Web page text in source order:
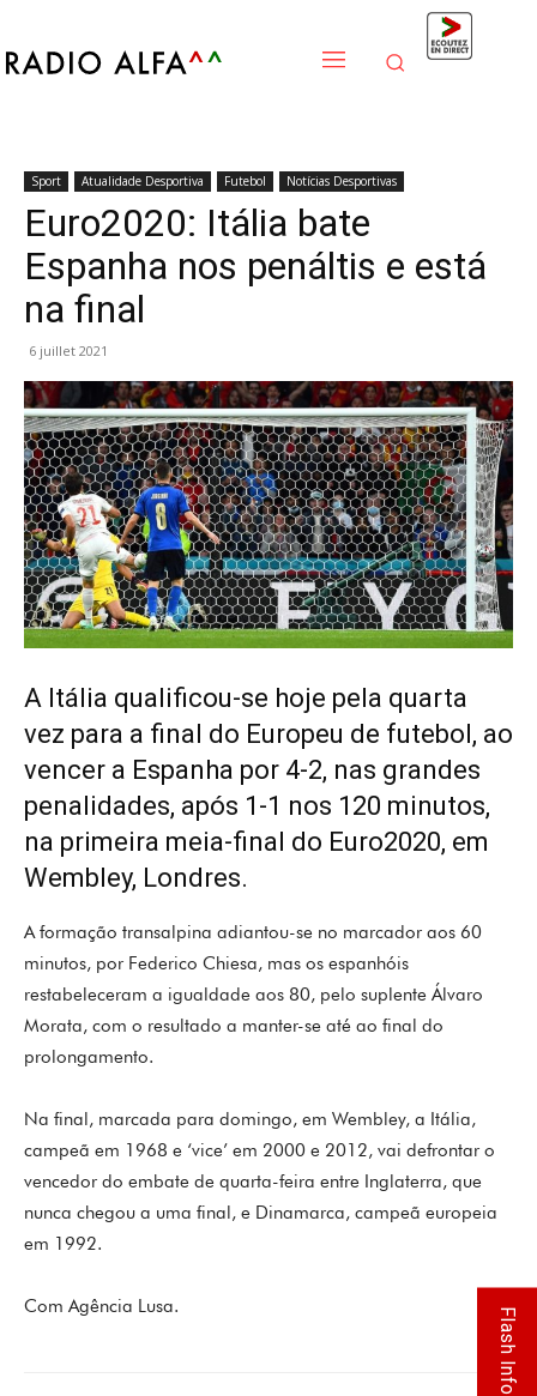
Sport Atualidade Desportiva Futebol Notícias Desportivas
Euro2020: Itália bate
Espanha nos penáltis e está
na final
6 juillet 2021
A Itália qualificou-se hoje pela quarta
vez para a final do Europeu de futebol, ao
vencer a Espanha por 4-2, nas grandes
penalidades, após 1-1 nos 120 minutos,
na primeira meia-final do Euro2020, em
Wembley, Londres.
A formação transalpina adiantou-se no marcador aos 60
minutos, por Federico Chiesa, mas os espanhóis
restabeleceram a igualdade aos 80, pelo suplente Álvaro
Morata, com o resultado a manter-se até ao final do
prolongamento.
Na final, marcada para domingo, em Wembley, a Itália,
campeã em 1968 e ‘vice’ em 2000 e 2012, vai defrontar o
vencedor do embate de quarta-feira entre Inglaterra, que
nunca chegou a uma final, e Dinamarca, campeã europeia
em 1992.
Com Agência Lusa. Flash Info